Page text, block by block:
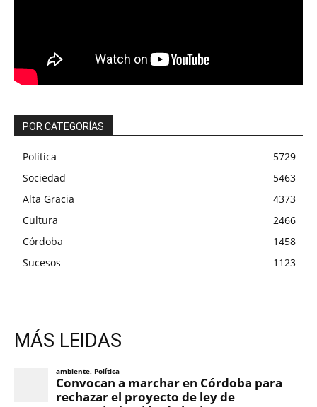
POR CATEGORÍAS
Política
5729
Sociedad
5463
Alta Gracia
4373
Cultura
2466
Córdoba
1458
Sucesos
1123
MÁS LEIDAS